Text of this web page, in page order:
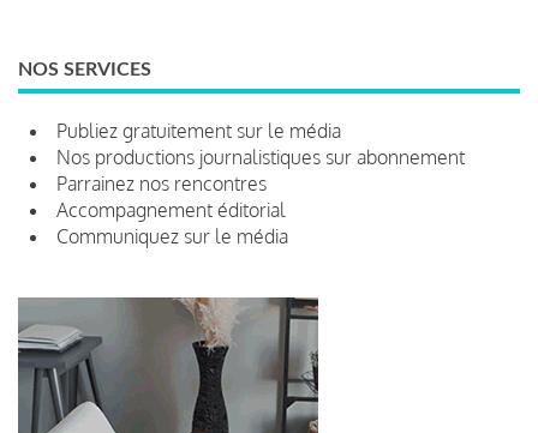
NOS SERVICES
Publiez gratuitement sur le média
Nos productions journalistiques sur abonnement
Parrainez nos rencontres
Accompagnement éditorial
Communiquez sur le média